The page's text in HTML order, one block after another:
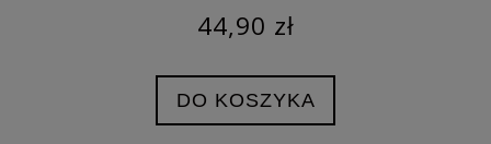
44,90 zł
DO KOSZYKA